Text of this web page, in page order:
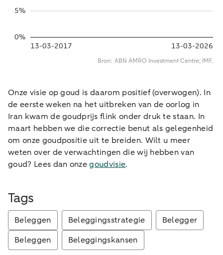
Onze visie op goud is daarom positief (overwogen). In
de eerste weken na het uitbreken van de oorlog in
Iran kwam de goudprijs flink onder druk te staan. In
maart hebben we die correctie benut als gelegenheid
om onze goudpositie uit te breiden. Wilt u meer
weten over de verwachtingen die wij hebben van
goud? Lees dan onzegoudvisie.
Tags
Beleggen Beleggingsstrategie
Belegger
Beleggen
Beleggingskansen